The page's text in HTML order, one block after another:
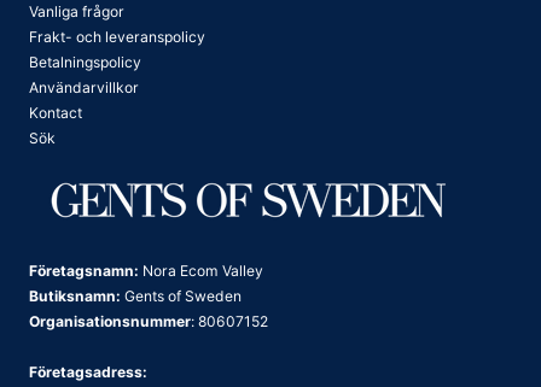
Vanliga frågor
Frakt- och leveranspolicy
Betalningspolicy
Användarvillkor
Kontact
Sök
Företagsnamn: Nora Ecom Valley
Butiksnamn: Gents of Sweden
Organisationsnummer: 80607152
Företagsadress: